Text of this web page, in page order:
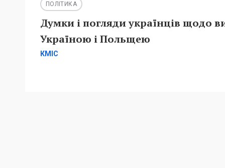
ПОЛІТИКА
Думки і погляди українців щодо
Україною і Польщею
КМІС